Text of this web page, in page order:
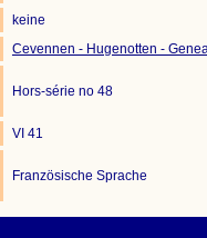
keine
Cevennen - Hugenotten -
Hors-série no 48
VI 41
Französische Sprache